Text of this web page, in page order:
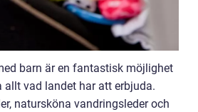
barn är en fantastisk möjlighet
allt vad landet har att erbjuda.
natursköna vandringsleder och